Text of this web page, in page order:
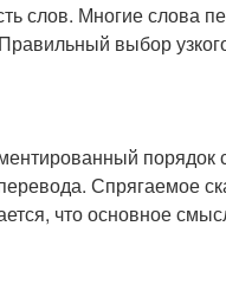
слов. Многие слова
выбор
порядок
Спрягаемое
что основное